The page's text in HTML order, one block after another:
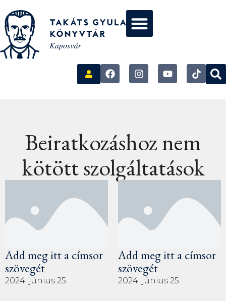
Beiratkozáshoz nem
kötött szolgáltatások
Add meg itt a címsor
szövegét
2024. június 25.
Add meg itt a címsor
szövegét
2024. június 25.